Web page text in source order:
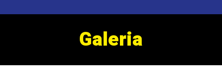
Galeria